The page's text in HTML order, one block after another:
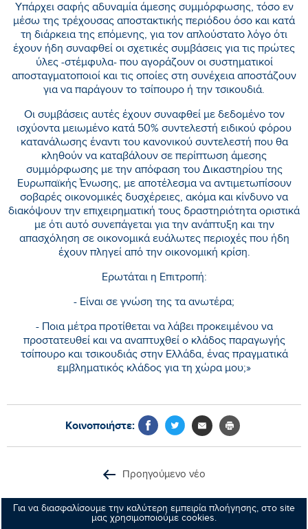
Για να διασφαλίσουμε την καλύτερη εμπειρία πλοήγησης, στο site
μας χρησιμοποιούμε cookies.
Υπάρχει σαφής αδυναμία άμεσης συμμόρφωσης, τόσο εν
μέσω της τρέχουσας αποστακτικής περιόδου όσο και κατά
τη διάρκεια της επόμενης, για τον απλούστατο λόγο ότι
έχουν ήδη συναφθεί οι σχετικές συμβάσεις για τις πρώτες
ύλες -στέμφυλα- που αγοράζουν οι συστηματικοί
αποσταγματοποιοί και τις οποίες στη συνέχεια αποστάζουν
για να παράγουν το τσίπουρο ή την τσικουδιά.
Οι συμβάσεις αυτές έχουν συναφθεί με δεδομένο τον
ισχύοντα μειωμένο κατά 50% συντελεστή ειδικού φόρου
κατανάλωσης έναντι του κανονικού συντελεστή που θα
κληθούν να καταβάλουν σε περίπτωση άμεσης
συμμόρφωσης με την απόφαση του Δικαστηρίου της
Ευρωπαϊκής Ένωσης, με αποτέλεσμα να αντιμετωπίσουν
σοβαρές οικονομικές δυσχέρειες, ακόμα και κίνδυνο να
διακόψουν την επιχειρηματική τους δραστηριότητα οριστικά
με ότι αυτό συνεπάγεται για την ανάπτυξη και την
απασχόληση σε οικονομικά ευάλωτες περιοχές που ήδη
έχουν πληγεί από την οικονομική κρίση.
Ερωτάται η Επιτροπή:
- Είναι σε γνώση της τα ανωτέρα;
- Ποια μέτρα προτίθεται να λάβει προκειμένου να
προστατευθεί και να αναπτυχθεί ο κλάδος παραγωγής
τσίπουρο και τσικουδιάς στην Ελλάδα, ένας πραγματικά
εμβληματικός κλάδος για τη χώρα μου;»
Κοινοποιήστε:
Προηγούμενο νέο
Επόμενο νέο